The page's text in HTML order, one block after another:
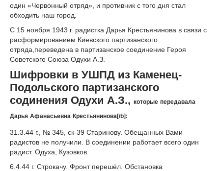
один «Червонный отряд», и противник с того дня стал
обходить наш город.
С 15 ноября 1943 г. радистка Дарья Крестьянинова в связи с
расформированием Киевского партизанского
отряда,переведена в партизанское соединение Героя
Советского Союза Одухи А.З.
Шифровки в УШПД из Каменец-
Подольского партизанского
содинения Одухи А.З., которые передавала
Дарья Афанасьевна Крестьянинова[/b] :
31.3.44 г., № 345, ск-39 Старинову. Обещанных Вами
радистов не получили. В соединении работает всего один
радист. Одуха, Кузовков.
6.4.44 г. Строкачу. Фронт перешёл. Обстановка